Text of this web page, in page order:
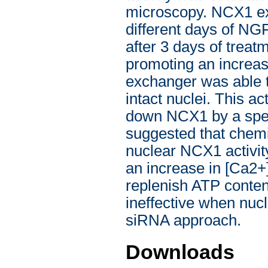
microscopy. NCX1
different days of
after 3 days of
promoting an
exchanger was able
intact nuclei. This
down NCX1 by a
suggested that
nuclear NCX1
an increase in
replenish ATP
ineffective when
siRNA approach.
Downloads